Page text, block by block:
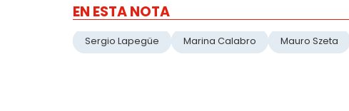
EN ESTA NOTA
Sergio Lapegüe Marina Calabro Mauro Szeta